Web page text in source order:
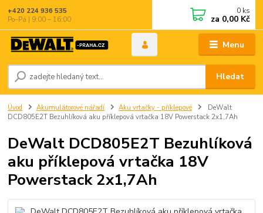
Menu
Hledat
+420 224 936 535
Po–Pá | 9:00 – 16:00
0 ks
za 0,00 Kč
Úvod Akumulátorové nářadí Aku vrtačky - příklepové
DeWalt
DCD805E2T Bezuhlíková aku příklepová vrtačka 18V Powerstack 2x1,7Ah
DeWalt DCD805E2T Bezuhlíková
aku příklepová vrtačka 18V
Powerstack 2x1,7Ah